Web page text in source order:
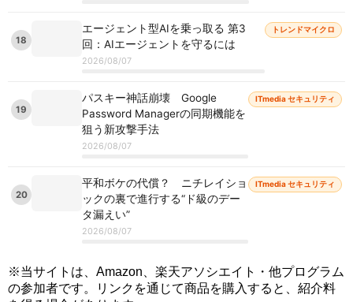
18
エージェント型AIを乗っ取る 第3
回：AIエージェントを守るには
2026/08/07
トレンドマイクロ
19
パスキー神話崩壊 Google
Password Managerの同期機能を
狙う新攻撃手法
2026/08/07
ITmedia セキュリティ
20
平和ボケの代償？ ニチレイショ
ックの裏で進行する“ド級のデー
タ漏えい”
2026/08/07
ITmedia セキュリティ
※当サイトは、Amazon、楽天アソシエイト・他プログラム
の参加者です。リンクを通じて商品を購入すると、紹介料